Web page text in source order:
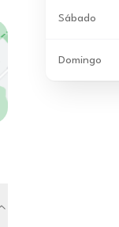
Sábado
Domingo